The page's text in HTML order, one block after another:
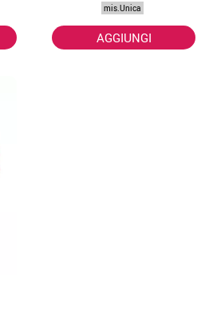
mis.Unica
AGGIUNGI